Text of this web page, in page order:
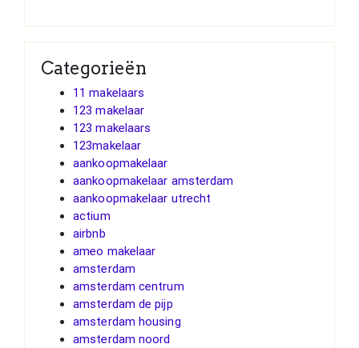
Categorieën
11 makelaars
123 makelaar
123 makelaars
123makelaar
aankoopmakelaar
aankoopmakelaar amsterdam
aankoopmakelaar utrecht
actium
airbnb
ameo makelaar
amsterdam
amsterdam centrum
amsterdam de pijp
amsterdam housing
amsterdam noord